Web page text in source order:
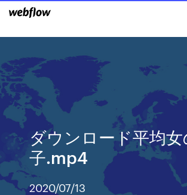
ダウンロード平均女
子.mp4
2020/07/13